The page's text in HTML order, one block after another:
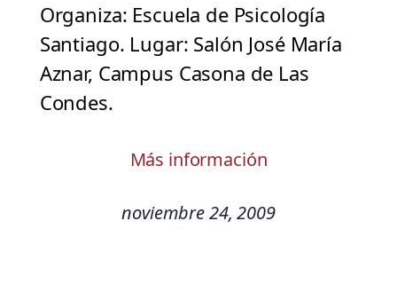
Organiza: Escuela de Psicología
Santiago. Lugar: Salón José María
Aznar, Campus Casona de Las
Condes.
Más información
noviembre 24, 2009